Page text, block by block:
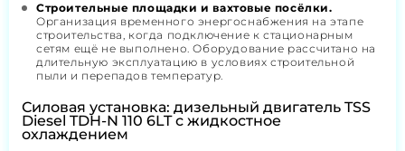
Строительные площадки и вахтовые посёлки.
Организация временного энергоснабжения на этапе
строительства, когда подключение к стационарным
сетям ещё не выполнено. Оборудование рассчитано на
длительную эксплуатацию в условиях строительной
пыли и перепадов температур.
Силовая установка: дизельный двигатель TSS
Diesel TDH-N 110 6LT с жидкостное
охлаждением